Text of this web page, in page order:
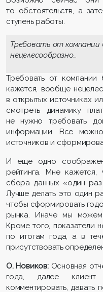
то обстоятельств, а
ступень работы.
Требовать от
нецелесообразно…
Требовать от компании
кажется, вообще
в открытых источниках
смотреть динамику
не нужно требовать
информации. Все
источников и
И еще одно
рейтинга. Мне кажется,
сбора данных «один
Лучше делать это один
чтобы сформировать
рынка. Иначе мы можем
Кроме того, показатели
по итогам года, а в
присутствовать
О. Новиков:Основная
года, далее клиент
комментировать, давать